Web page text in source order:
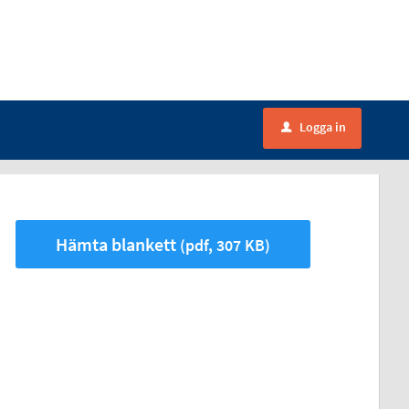
u Logga in
Hämta blankett (pdf, 307 KB)